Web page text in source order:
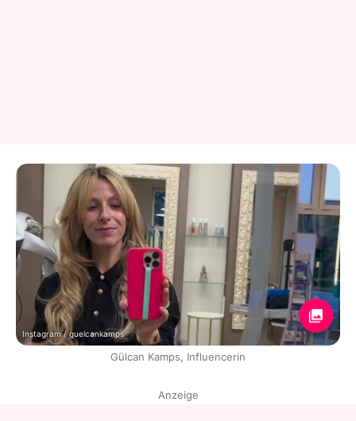
Instagram / guelcankamps
Gülcan Kamps, Influencerin
Anzeige